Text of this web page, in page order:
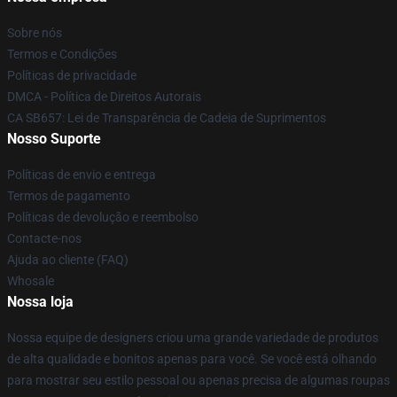
Sobre nós
Termos e Condições
Políticas de privacidade
DMCA - Política de Direitos Autorais
CA SB657: Lei de Transparência de Cadeia de Suprimentos
Nosso Suporte
Políticas de envio e entrega
Termos de pagamento
Políticas de devolução e reembolso
Contacte-nos
Ajuda ao cliente (FAQ)
Whosale
Nossa loja
Nossa equipe de designers criou uma grande variedade de produtos
de alta qualidade e bonitos apenas para você. Se você está olhando
para mostrar seu estilo pessoal ou apenas precisa de algumas roupas